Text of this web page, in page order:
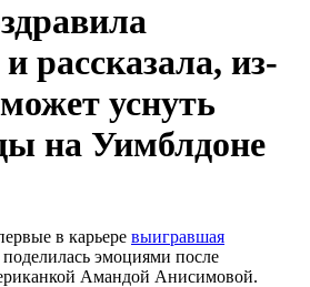
рассказала, из-
уснуть
на Уимблдоне
в карьере выигравшая
эмоциями после
Амандой Анисимовой.